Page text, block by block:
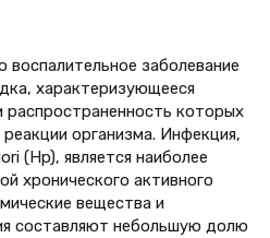
воспалительное заболевание
характеризующееся
распространенность которых
организма. Инфекция,
(Hp), является наиболее
хронического активного
вещества и
составляют небольшую долю